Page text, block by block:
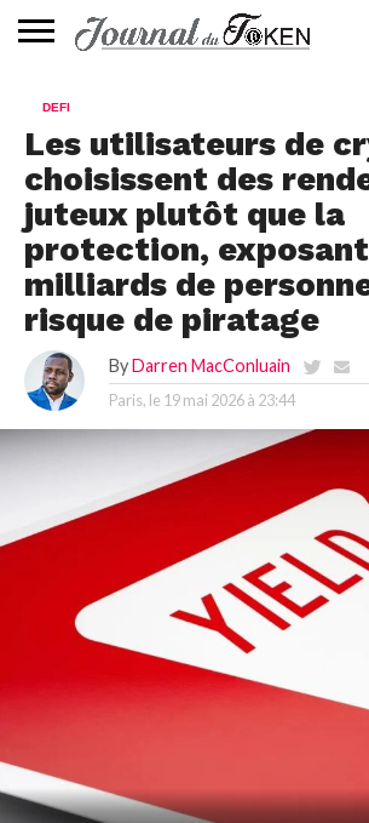
📰
EVALUATION
GUIDE
TENDANCES
À
CONTACTEZ-
DEFI
Les utilisateurs de
choisissent des
juteux plutôt que la
protection,
milliards de
risque de piratage
By Darren MacConluain
Paris, le 19 mai 2026 à 23:44